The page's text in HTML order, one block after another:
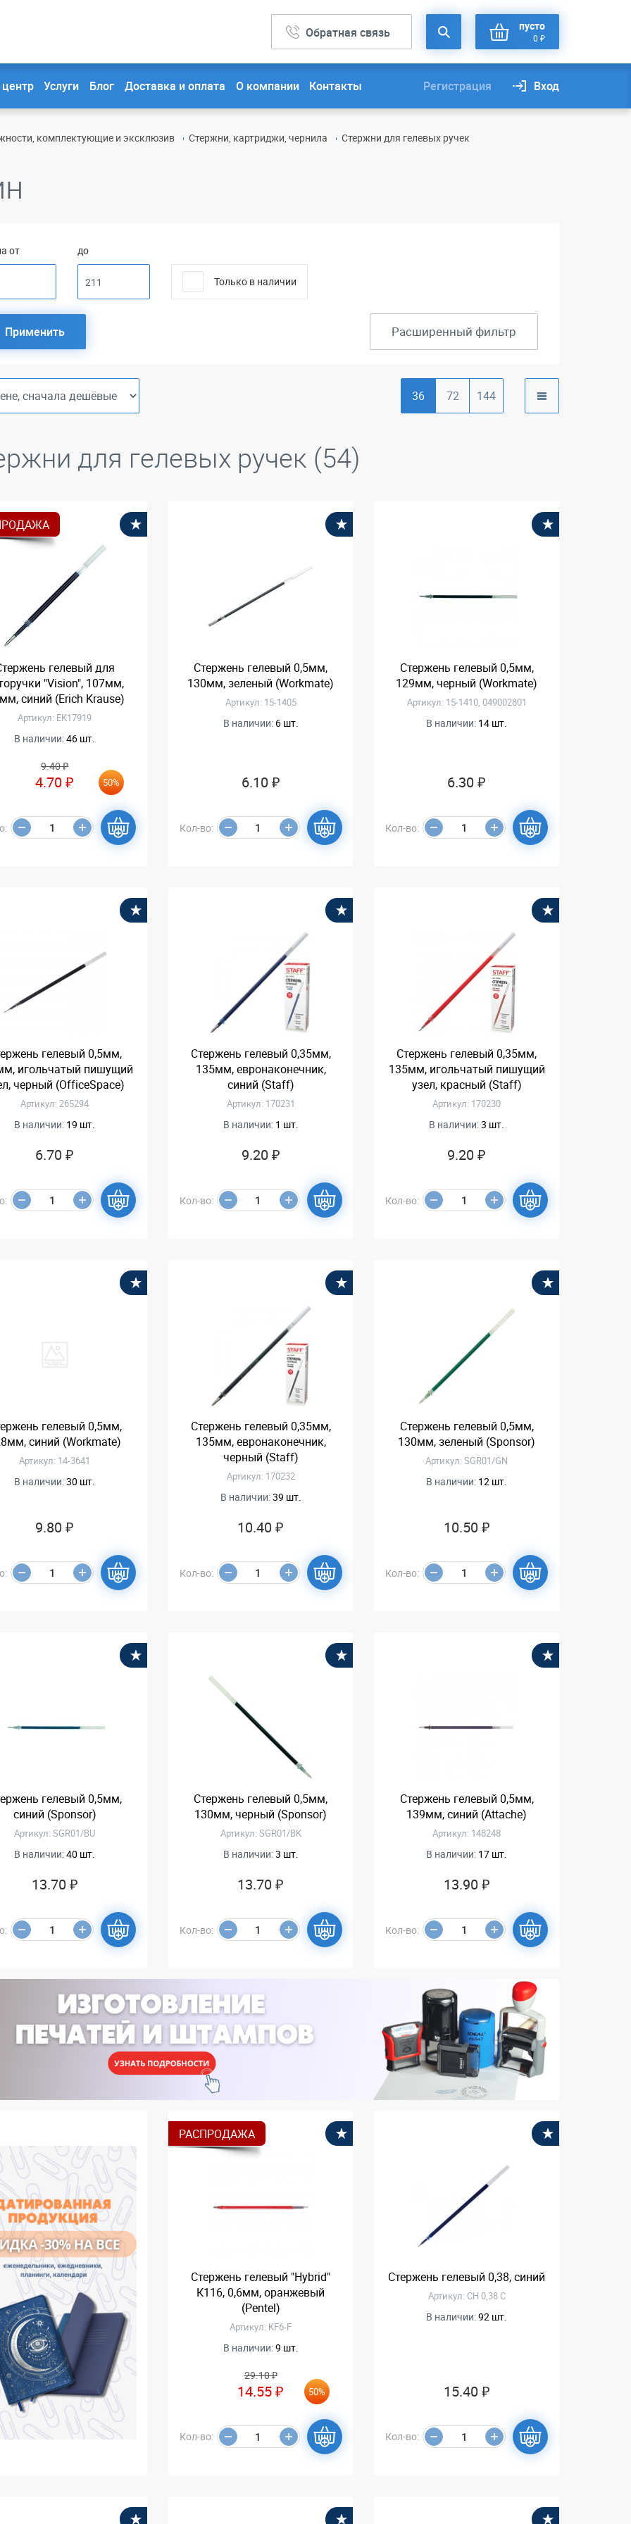
Обратная связь пусто
0 ₽
Услуги Блог Доставка и оплата О компании Контакты Регистрация Вход
комплектующие и эксклюзив Стержни, картриджи, чернила Стержни для гелевых ручек
от до
Только в наличии
Применить Расширенный фильтр
36 72 144
для гелевых ручек (54)
гелевый для
"Vision", 107мм,
синий (Erich Krause)
Артикул: EK17919
В наличии:46 шт.
9.40 ₽
4.70 ₽ 50%
Стержень гелевый 0,5мм,
130мм, зеленый (Workmate)
Артикул: 15-1405
В наличии: 6 шт.
6.10 ₽
Кол-во:
Стержень гелевый 0,5мм,
129мм, черный (Workmate)
Артикул: 15-1410, 049002801
В наличии: 14 шт.
6.30 ₽
Кол-во:
гелевый 0,5мм,
игольчатый пишущий
черный (OfficeSpace)
Артикул: 265294
В наличии: 19 шт.
6.70 ₽
Стержень гелевый 0,35мм,
135мм, евронаконечник,
синий (Staff)
Артикул: 170231
В наличии: 1 шт.
9.20 ₽
Кол-во:
Стержень гелевый 0,35мм,
135мм, игольчатый пишущий
узел, красный (Staff)
Артикул: 170230
В наличии:3 шт.
9.20 ₽
Кол-во:
гелевый 0,5мм,
синий (Workmate)
Артикул: 14-3641
В наличии:30 шт.
9.80 ₽
Стержень гелевый 0,35мм,
135мм, евронаконечник,
черный (Staff)
Артикул: 170232
В наличии:39 шт.
10.40 ₽
Кол-во:
Стержень гелевый 0,5мм,
130мм, зеленый (Sponsor)
Артикул: SGR01/GN
В наличии: 12 шт.
10.50 ₽
Кол-во:
гелевый 0,5мм,
синий (Sponsor)
Артикул: SGR01/BU
В наличии:40 шт.
13.70 ₽
Стержень гелевый 0,5мм,
130мм, черный (Sponsor)
Артикул: SGR01/BK
В наличии:3 шт.
13.70 ₽
Кол-во:
Стержень гелевый 0,5мм,
139мм, синий (Attache)
Артикул: 148248
В наличии: 17 шт.
13.90 ₽
Кол-во:
РАСПРОДАЖА
Стержень гелевый "Hybrid"
К116, 0,6мм, оранжевый
(Pentel)
Артикул: KF6-F
В наличии:9 шт.
29.10 ₽
14.55 ₽ 50%
Кол-во:
Стержень гелевый 0,38, синий
Артикул: CH 0,38 С
В наличии:92 шт.
15.40 ₽
Кол-во: